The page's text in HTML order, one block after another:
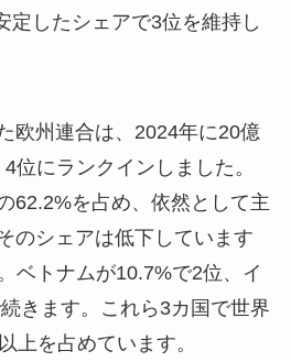
定したシェアで3位を維持し
欧州連合は、2024年に20億
位にランクインしました。
62.2%を占め、依然として主
のシェアは低下しています
ベトナムが10.7%で2位、イ
きます。これら3カ国で世界
上を占めています。